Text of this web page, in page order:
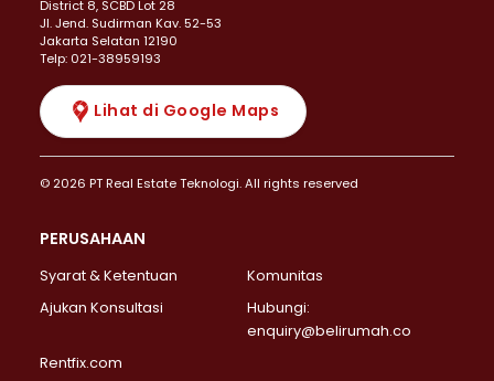
District 8, SCBD Lot 28
JI. Jend. Sudirman Kav. 52-53
Jakarta Selatan 12190
Telp: 021-38959193
Lihat di Google Maps
© 2026 PT Real Estate Teknologi. All rights reserved
PERUSAHAAN
Syarat & Ketentuan
Komunitas
Ajukan Konsultasi
Hubungi:
enquiry@belirumah.co
Rentfix.com